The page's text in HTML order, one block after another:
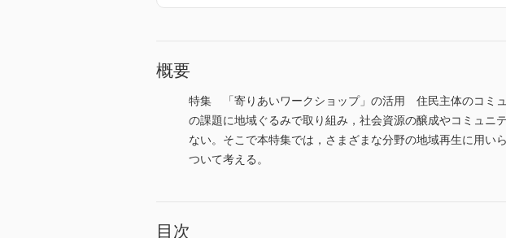
概要
特集 「寄りあいワークショップ」の活用 住民主体のコミ
の課題に地域ぐるみで取り組み，社会資源の醸成やコミュニ
ない。そこで本特集では，さまざまな分野の地域再生に用い
ついて考える。
目次